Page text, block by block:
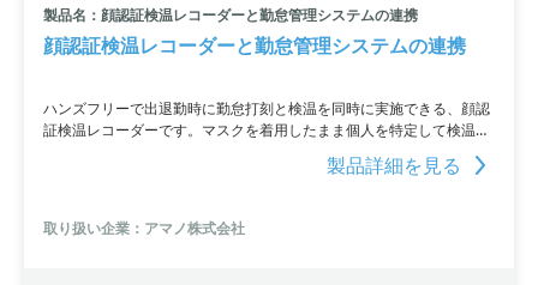
製品名：顔認証検温レコーダーと勤怠管理システムの連携
顔認証検温レコーダーと勤怠管理システムの連携
ハンズフリーで出退勤時に勤怠打刻と検温を同時に実施できる、顔認
証検温レコーダーです。マスクを着用したまま個人を特定して検温を
行い、勤怠管理システムとの連携により、設定した体表面温度以下の
場合のみ出勤を許可します。外国人労働者の方にも利用しやすく、発
的に行うことができます。
製品詳細を見る
取り扱い企業：アマノ株式会社